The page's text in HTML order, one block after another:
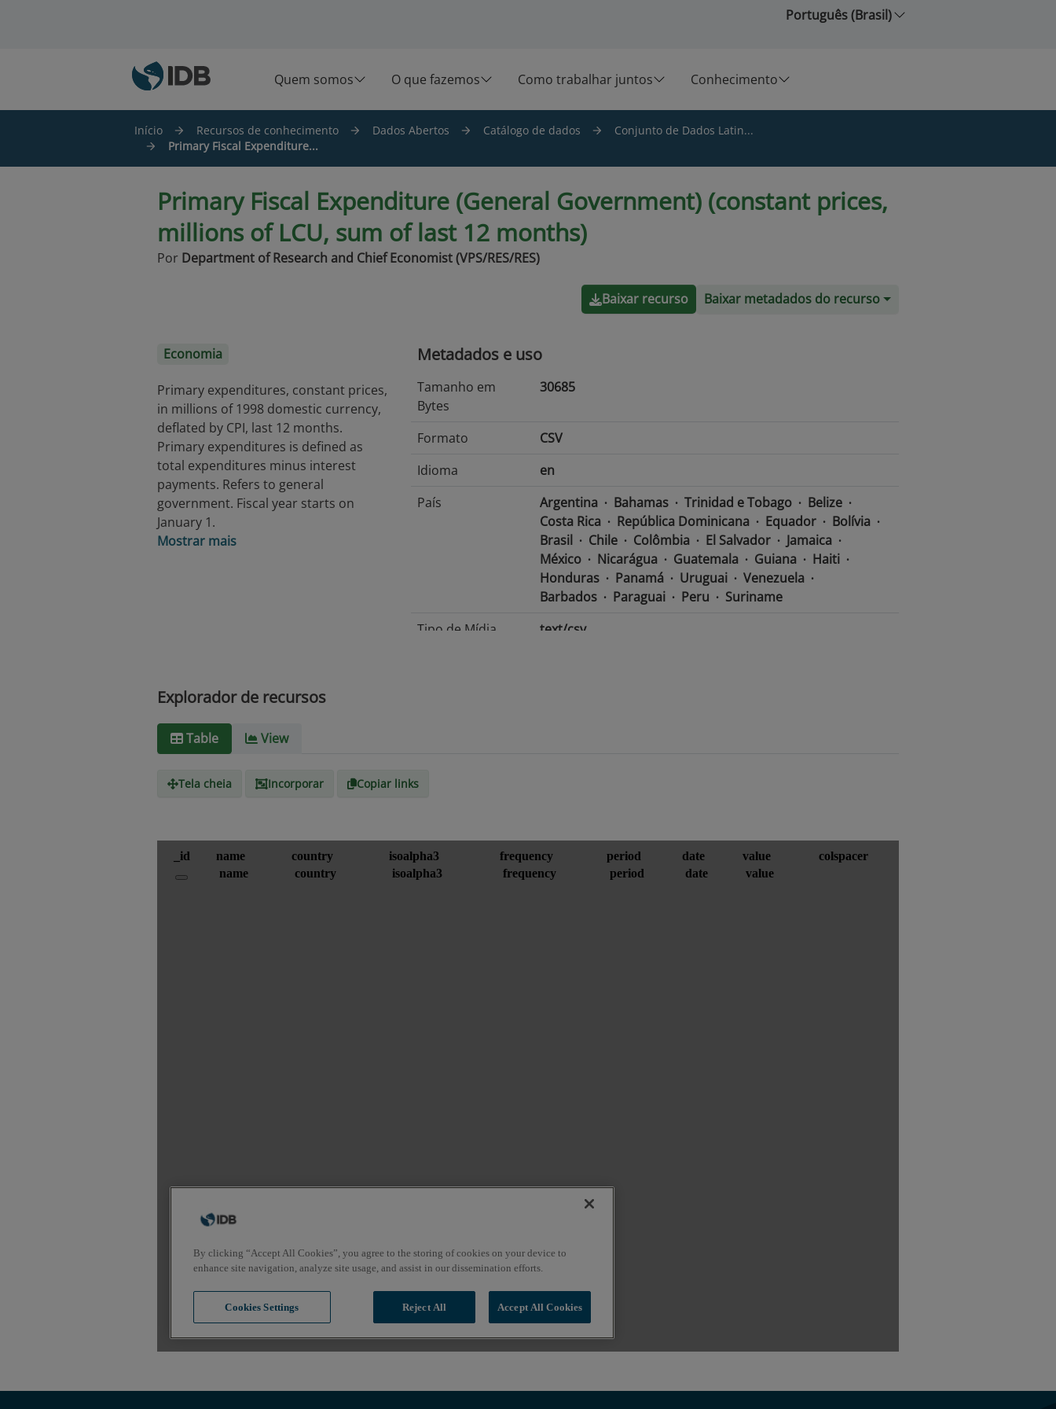
Português (Brasil)
Quem somos O que fazemos Como trabalhar juntos Conhecimento
Início Recursos de conhecimento Dados Abertos Catálogo de dados
Conjunto de Dados Latin...
Primary Fiscal Expenditure...
Primary Fiscal Expenditure (General Government) (constant prices,
millions of LCU, sum of last 12 months)
Por Department of Research and Chief Economist (VPS/RES/RES)
Baixar recurso Baixar metadados do recurso
Economia
Primary expenditures, constant prices,
in millions of 1998 domestic currency,
deflated by CPI, last 12 months.
Primary expenditures is defined as
total expenditures minus interest
payments. Refers to general
government. Fiscal year starts on
January 1.
Mostrar mais
Metadados e uso
Tamanho em
Bytes
30685
Formato
CSV
Idioma
en
País
Argentina Bahamas Trinidad e Tobago
Belize
Costa Rica
República Dominicana Equador
Bolívia
Brasil
Chile Colômbia El Salvador
Jamaica
México
Nicarágua Guatemala Guiana
Haiti
Honduras
Panamá Uruguai
Venezuela
Barbados
Paraguai Peru
Suriname
Tipo de Mídia
text/csv
Explorador de recursos
Table View
Tela cheia Incorporar Copiar links